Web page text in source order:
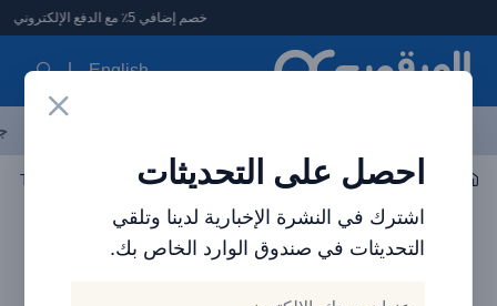
العرقوب - متجر الإلكترونيات في الإمارات
خصم إضافي 5٪ مع الدفع الإلكتروني
English
احصل على التحديثات
اشترك في النشرة الإخبارية لدينا وتلقي
التحديثات في صندوق الوارد الخاص بك.
اكسسوارات الجوال الكابلات Type-C to iP 20W 1m Black